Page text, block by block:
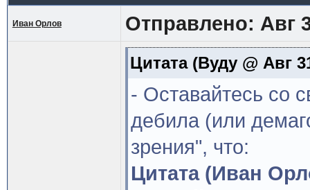
Иван Орлов Отправлено: Авг
Цитата(Вуду @ Авг
- Оставайтесь со
дебила (или
зрения", что:
Цитата (Иван